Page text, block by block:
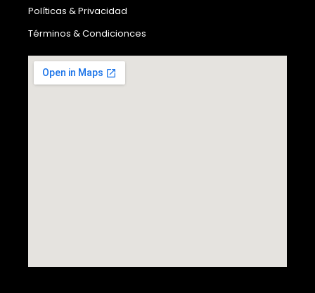
Políticas & Privacidad
Términos & Condicionces